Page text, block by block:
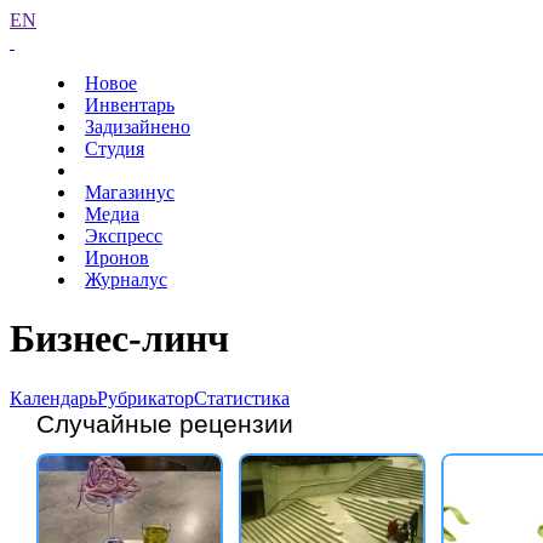
EN
Новое
Инвентарь
Задизайнено
Студия
Магазинус
Медиа
Экспресс
Иронов
Журналус
Бизнес-линч
КалендарьРубрикаторСтатистика
Случайные рецензии